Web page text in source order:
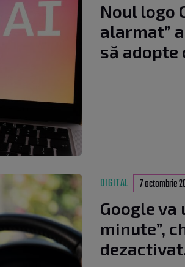
Noul logo
alarmat”
să adopte
DIGITAL 7 octombrie
Google
minute”,